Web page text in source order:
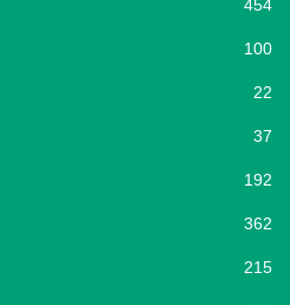
454
100
22
37
192
362
215